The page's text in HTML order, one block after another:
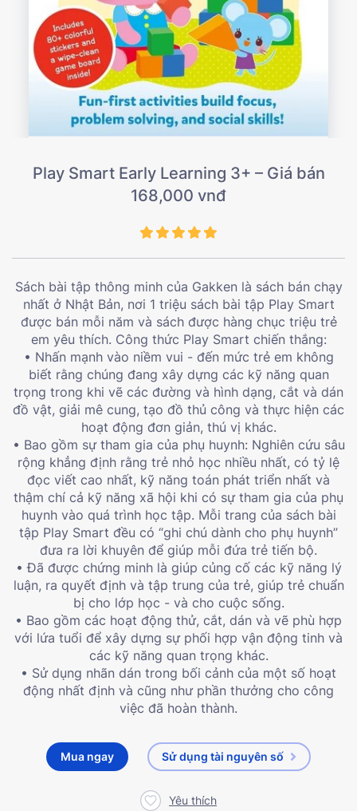
Play Smart Early Learning 3+ – Giá bán
168,000 vnđ
Sách bài tập thông minh của Gakken là sách bán chạy
nhất ở Nhật Bản, nơi 1 triệu sách bài tập Play Smart
được bán mỗi năm và sách được hàng chục triệu trẻ
em yêu thích. Công thức Play Smart chiến thắng:
• Nhấn mạnh vào niềm vui - đến mức trẻ em không
biết rằng chúng đang xây dựng các kỹ năng quan
trọng trong khi vẽ các đường và hình dạng, cắt và dán
đồ vật, giải mê cung, tạo đồ thủ công và thực hiện các
hoạt động đơn giản, thú vị khác.
• Bao gồm sự tham gia của phụ huynh: Nghiên cứu sâu
rộng khẳng định rằng trẻ nhỏ học nhiều nhất, có tỷ lệ
đọc viết cao nhất, kỹ năng toán phát triển nhất và
thậm chí cả kỹ năng xã hội khi có sự tham gia của phụ
huynh vào quá trình học tập. Mỗi trang của sách bài
tập Play Smart đều có “ghi chú dành cho phụ huynh”
đưa ra lời khuyên để giúp mỗi đứa trẻ tiến bộ.
• Đã được chứng minh là giúp củng cố các kỹ năng lý
luận, ra quyết định và tập trung của trẻ, giúp trẻ chuẩn
bị cho lớp học - và cho cuộc sống.
• Bao gồm các hoạt động thử, cắt, dán và vẽ phù hợp
với lứa tuổi để xây dựng sự phối hợp vận động tinh và
các kỹ năng quan trọng khác.
• Sử dụng nhãn dán trong bối cảnh của một số hoạt
động nhất định và cũng như phần thưởng cho công
việc đã hoàn thành.
Mua ngay Sử dụng tài nguyên số
Yêu thích